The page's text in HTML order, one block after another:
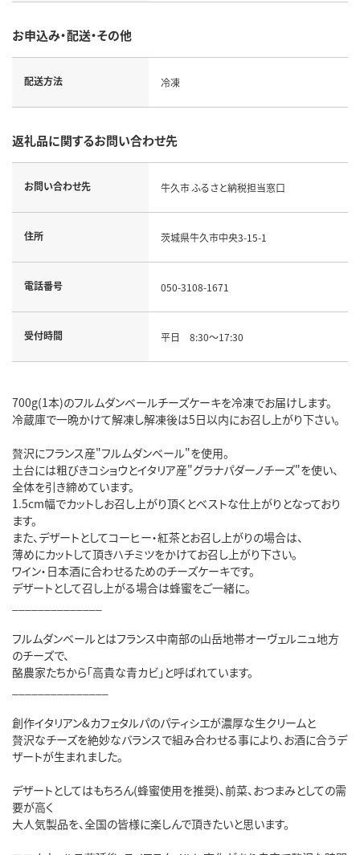
お申込み・配送・その他
配送方法 冷凍
返礼品に関するお問い合わせ先
お問い合わせ先 牛久市 ふるさと納税担当窓口
住所 茨城県牛久市中央3-15-1
電話番号 050-3108-1671
受付時間 平日 8:30～17:30
700g(1本)のフルムダンベールチーズケーキを冷凍でお届けします。
冷蔵庫で一晩かけて解凍し解凍後は5日以内にお召し上がり下さい。
贅沢にフランス産"フルムダンベール"を使用。
土台には粗びきコショウとイタリア産"グラナパダーノチーズ"を使い、
全体を引き締めています。
1.5cm幅でカットしお召し上がり頂くとベストな仕上がりとなっており
ます。
また、デザートとしてコーヒー・紅茶とお召し上がりの場合は、
薄めにカットして頂きハチミツをかけてお召し上がり下さい。
ワイン・日本酒に合わせるためのチーズケーキです。
デザートとして召し上がる場合は蜂蜜をご一緒に。
フルムダンベールとはフランス中南部の山岳地帯オーヴェルニュ地方
のチーズで、
酪農家たちから「高貴な青カビ」と呼ばれています。
創作イタリアン&カフェタルパのパティシエが濃厚な生クリームと
贅沢なチーズを絶妙なバランスで組み合わせる事により、お酒に合うデ
ザートが生まれました。
デザートとしてはもちろん(蜂蜜使用を推奨)、前菜、おつまみとしての需
要が高く
大人気製品を、全国の皆様に楽しんで頂きたいと思います。